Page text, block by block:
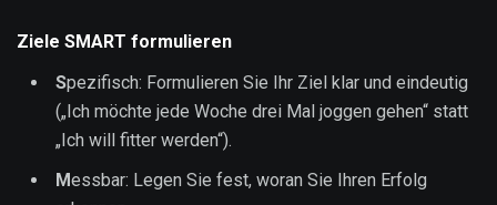
Ziele SMART formulieren
Spezifisch: Formulieren Sie Ihr Ziel klar und eindeutig
(„Ich möchte jede Woche drei Mal joggen gehen“ statt
„Ich will fitter werden“).
Messbar: Legen Sie fest, woran Sie Ihren Erfolg